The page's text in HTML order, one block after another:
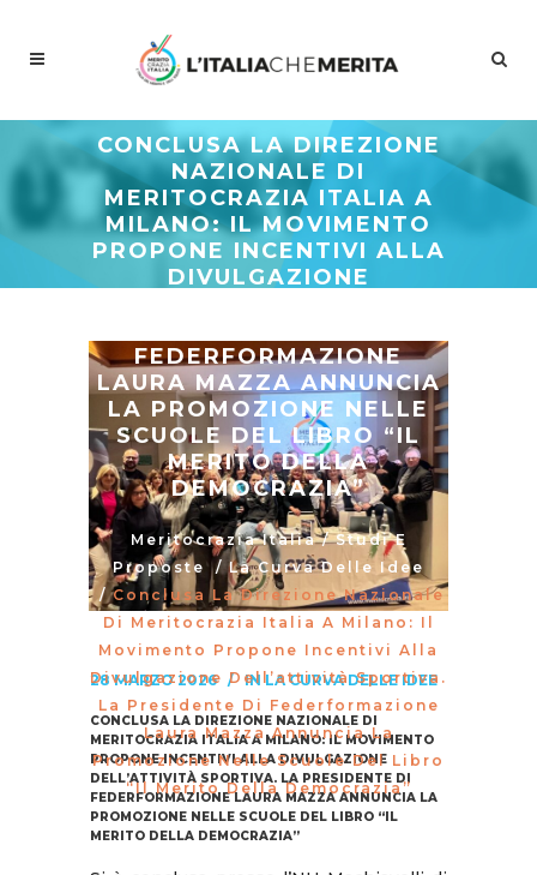
CONCLUSA LA DIREZIONE
NAZIONALE DI
MERITOCRAZIA ITALIA A
MILANO: IL MOVIMENTO
PROPONE INCENTIVI ALLA
DIVULGAZIONE
FEDERFORMAZIONE
LAURA MAZZA ANNUNCIA
LA PROMOZIONE NELLE
SCUOLE DEL LIBRO “IL
MERITO DELLA
DEMOCRAZIA”
Meritocrazia Italia/Studi E
Proposte /La Curva Delle Idee
/Conclusa La Direzione Nazionale
Di Meritocrazia Italia A Milano: Il
Movimento Propone Incentivi Alla
Divulgazione Dell’attività Sportiva.
La Presidente Di Federformazione
Laura Mazza Annuncia La
Promozione Nelle Scuole Del Libro
“Il Merito Della Democrazia”
28 MARZO 2026 IN LA CURVA DELLE IDEE
CONCLUSA LA DIREZIONE NAZIONALE DI
MERITOCRAZIA ITALIA A MILANO: IL MOVIMENTO
PROPONE INCENTIVI ALLA DIVULGAZIONE
DELL’ATTIVITÀ SPORTIVA. LA PRESIDENTE DI
FEDERFORMAZIONE LAURA MAZZA ANNUNCIA LA
PROMOZIONE NELLE SCUOLE DEL LIBRO “IL
MERITO DELLA DEMOCRAZIA”